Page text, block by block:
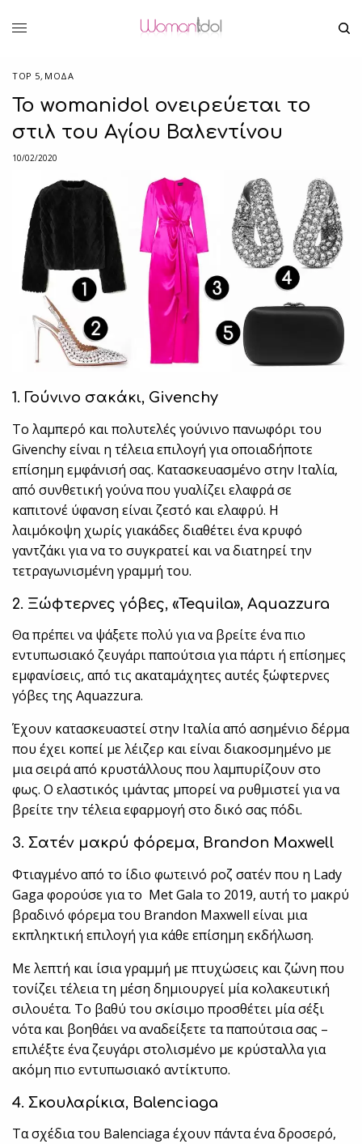
TOP 5, ΜΟΔΑ
Το womanidol ονειρεύεται το
στιλ του Αγίου Βαλεντίνου
10/02/2020
1. Γούνινο σακάκι, Givenchy
Το λαμπερό και πολυτελές γούνινο πανωφόρι του
Givenchy είναι η τέλεια επιλογή για οποιαδήποτε
επίσημη εμφάνισή σας. Κατασκευασμένο στην Ιταλία,
από συνθετική γούνα που γυαλίζει ελαφρά σε
καπιτονέ ύφανση είναι ζεστό και ελαφρύ. Η
λαιμόκοψη χωρίς γιακάδες διαθέτει ένα κρυφό
γαντζάκι για να το συγκρατεί και να διατηρεί την
τετραγωνισμένη γραμμή του.
2. Ξώφτερνες γόβες, «Tequila», Aquazzura
Θα πρέπει να ψάξετε πολύ για να βρείτε ένα πιο
εντυπωσιακό ζευγάρι παπούτσια για πάρτι ή επίσημες
εμφανίσεις, από τις ακαταμάχητες αυτές ξώφτερνες
γόβες της Aquazzura.
Έχουν κατασκευαστεί στην Ιταλία από ασημένιο δέρμα
που έχει κοπεί με λέιζερ και είναι διακοσμημένο με
μια σειρά από κρυστάλλους που λαμπυρίζουν στο
φως. Ο ελαστικός ιμάντας μπορεί να ρυθμιστεί για να
βρείτε την τέλεια εφαρμογή στο δικό σας πόδι.
3. Σατέν μακρύ φόρεμα, Brandon Maxwell
Φτιαγμένο από το ίδιο φωτεινό ροζ σατέν που η Lady
Gaga φορούσε για το Met Gala το 2019, αυτή το μακρύ
βραδινό φόρεμα του Brandon Maxwell είναι μια
εκπληκτική επιλογή για κάθε επίσημη εκδήλωση.
Με λεπτή και ίσια γραμμή με πτυχώσεις και ζώνη που
τονίζει τέλεια τη μέση δημιουργεί μία κολακευτική
σιλουέτα. Το βαθύ του σκίσιμο προσθέτει μία σέξι
νότα και βοηθάει να αναδείξετε τα παπούτσια σας –
επιλέξτε ένα ζευγάρι στολισμένο με κρύσταλλα για
ακόμη πιο εντυπωσιακό αντίκτυπο.
4. Σκουλαρίκια, Balenciaga
Τα σχέδια του Balenciaga έχουν πάντα ένα δροσερό,